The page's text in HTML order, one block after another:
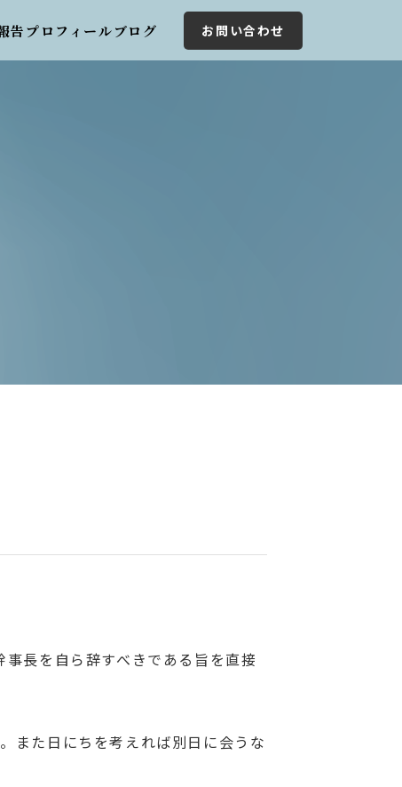
告プロフィールブログ お問い合わせ
長を自ら辞すべきである旨を直接
また日にちを考えれば別日に会うな